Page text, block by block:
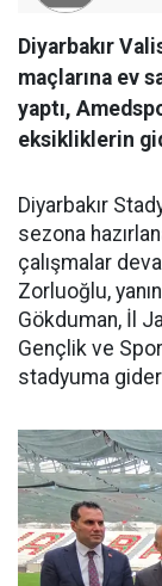
Diyarbakır
maçlarına ev
yaptı,
eksikliklerin
Diyarbakır
sezona
çalışmalar
Zorluoğlu,
Gökduman, İl
Gençlik ve
stadyuma